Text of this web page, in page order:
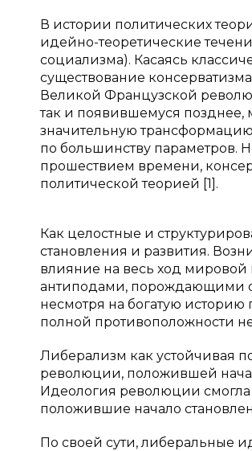
В истории политических
идейно-теоретические
социализма). Касаясь
существование
Великой Французской
так и появившемуся позднее,
значительную
по большинству параметров.
прошествием времени,
политической теорией [1].
Как целостные и
становления и развития.
влияние на весь ход
антиподами, порождающими
несмотря на богатую историю
полной противоположности
Либерализм как устойчивая
революции, положившей
Идеология революции смогла
положившие начало
По своей сути, либеральные